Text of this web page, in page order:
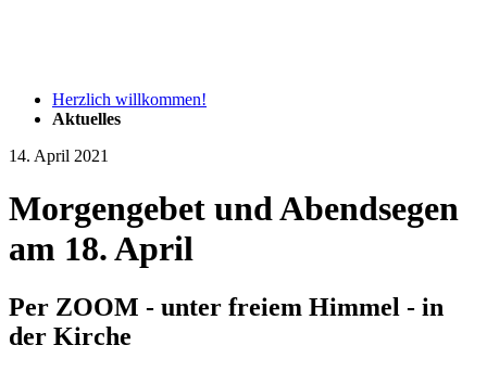
Herzlich willkommen!
Aktuelles
14. April 2021
Morgengebet und Abendsegen
am 18. April
Per ZOOM - unter freiem Himmel - in
der Kirche